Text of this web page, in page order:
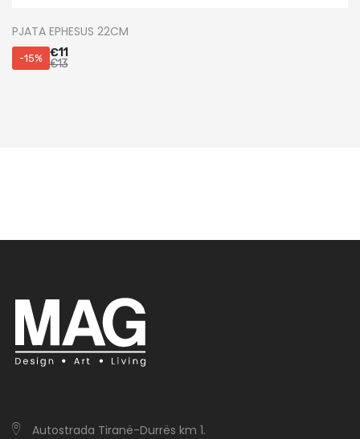
PJATA EPHESUS 22CM
-15% €11
€13
Autostrada Tiranë-Durrës km 1.